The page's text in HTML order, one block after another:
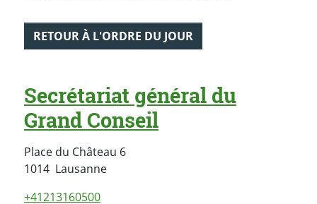
RETOUR À L'ORDRE DU JOUR
Secrétariat général du
Grand Conseil
Place du Château 6
1014 LausanneSuisse
+41213160500